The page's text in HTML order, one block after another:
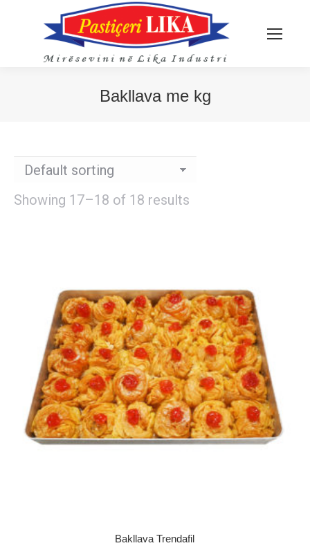
Bakllava me kg
Showing 17–18 of 18 results
Bakllava Trendafil